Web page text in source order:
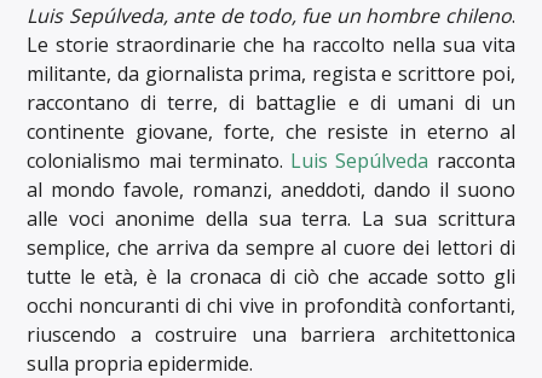
Luis Sepúlveda, ante de todo, fue un hombre chileno.
Le storie straordinarie che ha raccolto nella sua vita
militante, da giornalista prima, regista e scrittore poi,
raccontano di terre, di battaglie e di umani di un
continente giovane, forte, che resiste in eterno al
colonialismo mai terminato. Luis Sepúlveda racconta
al mondo favole, romanzi, aneddoti, dando il suono
alle voci anonime della sua terra. La sua scrittura
semplice, che arriva da sempre al cuore dei lettori di
tutte le età, è la cronaca di ciò che accade sotto gli
occhi noncuranti di chi vive in profondità confortanti,
riuscendo a costruire una barriera architettonica
sulla propria epidermide.